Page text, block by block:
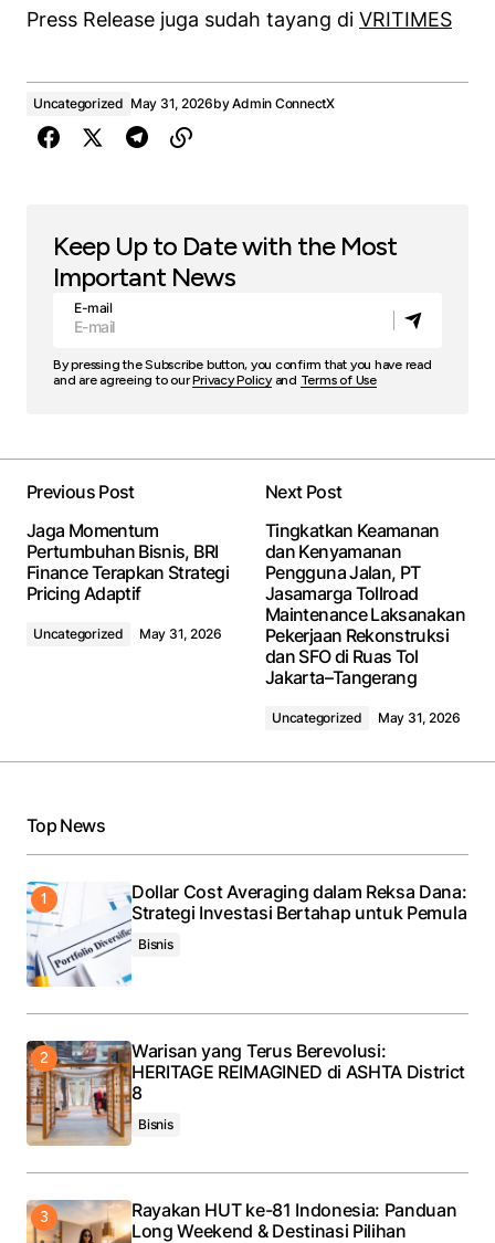
Press Release juga sudah tayang di VRITIMES
Uncategorized May 31, 2026byAdmin ConnectX
Keep Up to Date with the Most
Important News
E-mail
By pressing the Subscribe button, you confirm that you have read
and are agreeing to ourPrivacy Policyand Terms of Use
Previous Post
Jaga Momentum
Pertumbuhan Bisnis, BRI
Finance Terapkan Strategi
Pricing Adaptif
Uncategorized May 31, 2026
Next Post
Tingkatkan Keamanan
dan Kenyamanan
Pengguna Jalan, PT
Jasamarga Tollroad
Maintenance Laksanakan
Pekerjaan Rekonstruksi
dan SFO di Ruas Tol
Jakarta–Tangerang
Uncategorized May 31, 2026
Top News
Dollar Cost Averaging dalam Reksa Dana:
Strategi Investasi Bertahap untuk Pemula
Bisnis
Warisan yang Terus Berevolusi:
HERITAGE REIMAGINED di ASHTA District
8
Bisnis
Rayakan HUT ke-81 Indonesia: Panduan
Long Weekend & Destinasi Pilihan